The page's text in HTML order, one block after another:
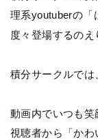
理系youtuberの「
度々登場するのえ
積分サークルでは
動画内でいつも笑
視聴者から「かわ